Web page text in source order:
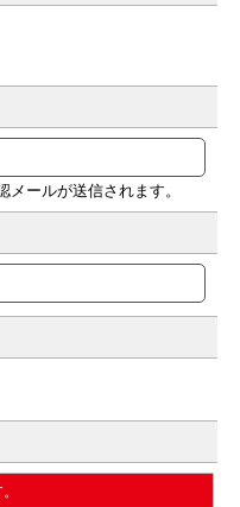
メールが送信されます。